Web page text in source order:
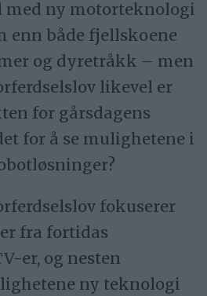
med ny motorteknologi
enn både fjellskoene
og dyretråkk – men
likevel er
for gårsdagens
for å se mulighetene i
fokuserer
fra fortidas
er, og nesten
ny teknologi